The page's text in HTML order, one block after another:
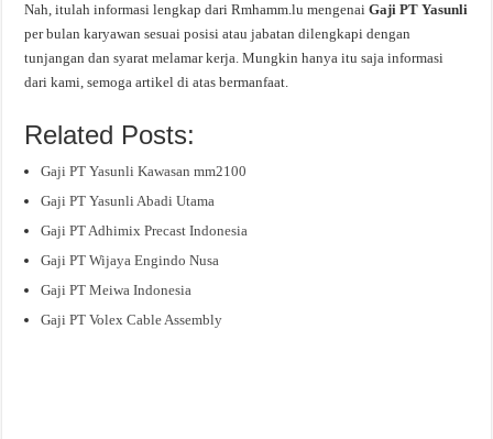
Nah, itulah informasi lengkap dari Rmhamm.lu mengenaiGaji PT Yasunli
per bulan karyawan sesuai posisi atau jabatan dilengkapi dengan
tunjangan dan syarat melamar kerja. Mungkin hanya itu saja informasi
dari kami, semoga artikel di atas bermanfaat.
Related Posts:
Gaji PT Yasunli Kawasan mm2100
Gaji PT Yasunli Abadi Utama
Gaji PT Adhimix Precast Indonesia
Gaji PT Wijaya Engindo Nusa
Gaji PT Meiwa Indonesia
Gaji PT Volex Cable Assembly